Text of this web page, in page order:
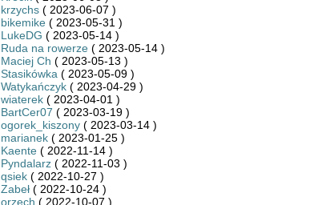
krzychs( 2023-06-07 )
bikemike( 2023-05-31 )
LukeDG ( 2023-05-14 )
Ruda na rowerze( 2023-05-14 )
Maciej Ch ( 2023-05-13 )
Stasikówka ( 2023-05-09 )
Watykańczyk( 2023-04-29 )
wiaterek( 2023-04-01 )
BartCer07 ( 2023-03-19 )
ogorek_kiszony( 2023-03-14 )
marianek( 2023-01-25 )
Kaente( 2022-11-14 )
Pyndalarz( 2022-11-03 )
qsiek( 2022-10-27 )
Zabeł( 2022-10-24 )
orzech ( 2022-10-07 )